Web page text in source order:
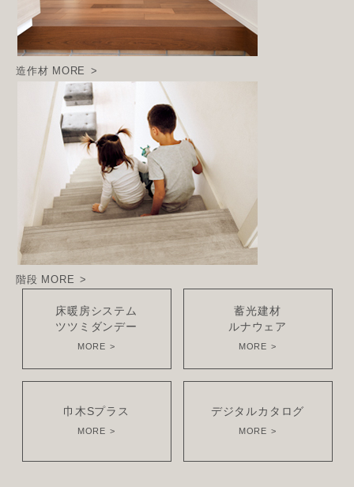
造作材 MORE
階段 MORE
床暖房システム
ツツミダンデー
MORE
蓄光建材
ルナウェア
MORE
巾木Sプラス
MORE
デジタルカタログ
MORE